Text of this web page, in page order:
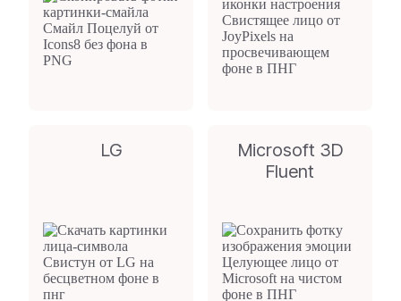
LG
Microsoft 3D
Fluent